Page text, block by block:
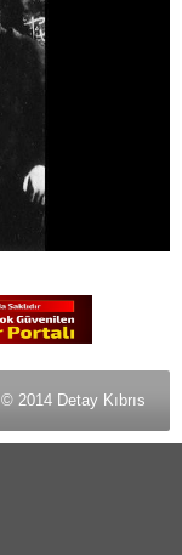
© 2014 Detay Kıbrıs